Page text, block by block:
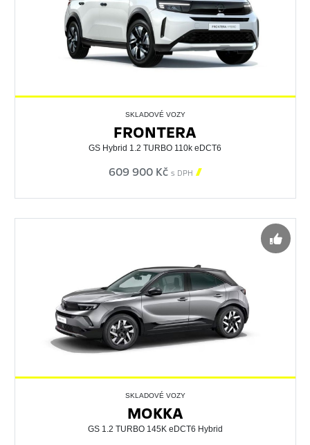
SKLADOVÉ VOZY
FRONTERA
GS Hybrid 1.2 TURBO 110k eDCT6
609 900 Kč s DPH 
SKLADOVÉ VOZY
MOKKA
GS 1.2 TURBO 145K eDCT6 Hybrid